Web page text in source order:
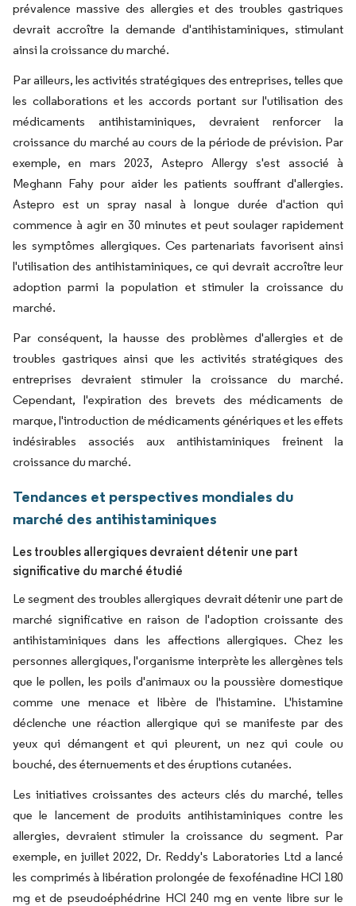
prévalence massive des allergies et des troubles gastriques
devrait accroître la demande d'antihistaminiques, stimulant
ainsi la croissance du marché.
Par ailleurs, les activités stratégiques des entreprises, telles que
les collaborations et les accords portant sur l'utilisation des
médicaments antihistaminiques, devraient renforcer la
croissance du marché au cours de la période de prévision. Par
exemple, en mars 2023, Astepro Allergy s'est associé à
Meghann Fahy pour aider les patients souffrant d'allergies.
Astepro est un spray nasal à longue durée d'action qui
commence à agir en 30 minutes et peut soulager rapidement
les symptômes allergiques. Ces partenariats favorisent ainsi
l'utilisation des antihistaminiques, ce qui devrait accroître leur
adoption parmi la population et stimuler la croissance du
marché.
Par conséquent, la hausse des problèmes d'allergies et de
troubles gastriques ainsi que les activités stratégiques des
entreprises devraient stimuler la croissance du marché.
Cependant, l'expiration des brevets des médicaments de
marque, l'introduction de médicaments génériques et les effets
indésirables associés aux antihistaminiques freinent la
croissance du marché.
Tendances et perspectives mondiales du
marché des antihistaminiques
Les troubles allergiques devraient détenir une part
significative du marché étudié
Le segment des troubles allergiques devrait détenir une part de
marché significative en raison de l'adoption croissante des
antihistaminiques dans les affections allergiques. Chez les
personnes allergiques, l'organisme interprète les allergènes tels
que le pollen, les poils d'animaux ou la poussière domestique
comme une menace et libère de l'histamine. L'histamine
déclenche une réaction allergique qui se manifeste par des
yeux qui démangent et qui pleurent, un nez qui coule ou
bouché, des éternuements et des éruptions cutanées.
Les initiatives croissantes des acteurs clés du marché, telles
que le lancement de produits antihistaminiques contre les
allergies, devraient stimuler la croissance du segment. Par
exemple, en juillet 2022, Dr. Reddy's Laboratories Ltd a lancé
les comprimés à libération prolongée de fexofénadine HCl 180
mg et de pseudoéphédrine HCl 240 mg en vente libre sur le